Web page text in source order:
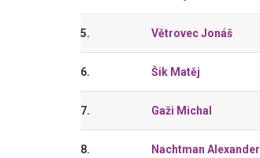
5. Větrovec Jonáš
6. Šik Matěj
7. Gaži Michal
8. Nachtman Alexander